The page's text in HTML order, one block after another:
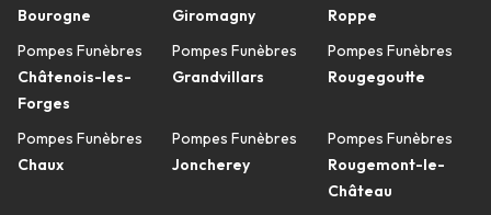
Bourogne
Pompes Funèbres
Châtenois-les-
Forges
Pompes Funèbres
Chaux
Giromagny
Pompes Funèbres
Grandvillars
Pompes Funèbres
Joncherey
Roppe
Pompes Funèbres
Rougegoutte
Pompes Funèbres
Rougemont-le-
Château